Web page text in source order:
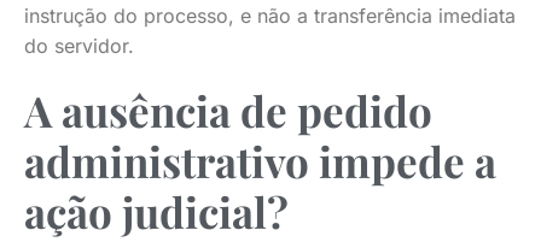
instrução do processo, e não a transferência imediata
do servidor.
A ausência de pedido
administrativo impede a
ação judicial?